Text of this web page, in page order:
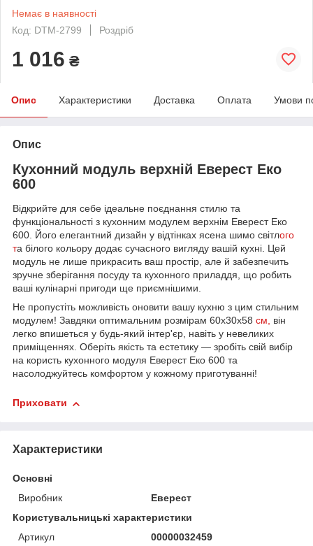
Немає в наявності
Код: DTM-2799
Роздріб
1 016 ₴
Опис Характеристики Доставка Оплата Умови
Опис
Кухонний модуль верхній Еверест Еко
600
Відкрийте для себе ідеальне поєднання стилю та
функціональності з кухонним модулем верхнім Еверест Еко
600. Його елегантний дизайн у відтінках ясена шимо світлого
та білого кольору додає сучасного вигляду вашій кухні. Цей
модуль не лише прикрасить ваш простір, але й забезпечить
зручне зберігання посуду та кухонного приладдя, що робить
ваші кулінарні пригоди ще приємнішими.
Не пропустіть можливість оновити вашу кухню з цим стильним
модулем! Завдяки оптимальним розмірам 60х30х58 см, він
легко впишеться у будь-який інтер'єр, навіть у невеликих
приміщеннях. Оберіть якість та естетику — зробіть свій вибір
на користь кухонного модуля Еверест Еко 600 та
насолоджуйтесь комфортом у кожному приготуванні!
Приховати
Характеристики
Основні
Виробник
Еверест
Користувальницькі характеристики
Артикул
00000032459